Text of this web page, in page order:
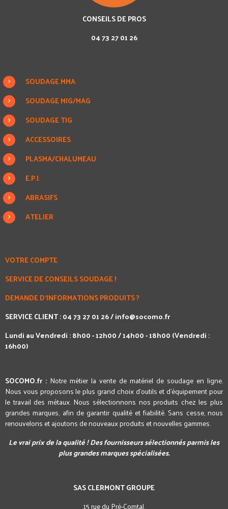
CONSEILS DE PROS
04 73 27 01 26
SOUDAGE MMA
SOUDAGE MIG/MAG
SOUDAGE TIG
ACCESSOIRES
PLASMA/CHALUMEAU
E.P.I.
ABRASIFS
ATELIER
VOTRE COMPTE
SERVICE DE CONSEILS SOUDAGE !
DEMANDE D'INFORMATIONS PRODUITS ?
SERVICE CLIENT : 04 73 27 01 26 /info@socomo.fr
Lundi au Vendredi : 8h00 - 12h00 / 14h00 - 18h00 (Vendredi :
16h00)
SOCOMO.fr : Notre métier la vente de matériel de soudage en ligne.
Nous vous proposons le plus grand choix d'outils et d'équipement pour
le travail des métaux. Nous sélectionnons nos produits chez les plus
grandes marques, afin de garantir qualité et fiabilité. Sans cesse, nous
renouvelons et ajoutons de nouveaux produits et nouvelles gammes.
Le vrai prix de la qualité ! Des fournisseurs sélectionnés parmis les
plus grandes marques spécialisées.
SAS CLERMONT GROUPE
15 rue du Pré-Comtal,